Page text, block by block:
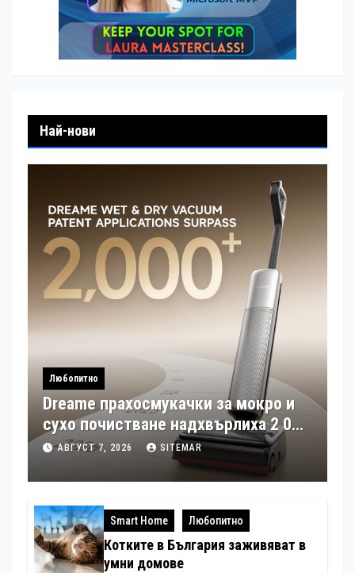
Най-нови
Любопитно
Dreame прахосмукачки за мокро и
сухо почистване надхвърлиха 2 000
патентни заявки в световен мащаб
АВГУСТ 7, 2026 SITEMAR
Smart Home Любопитно
Котките в България заживяват в
умни домове